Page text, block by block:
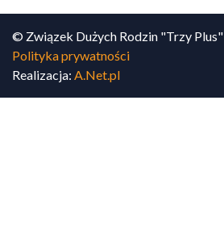
© Związek Dużych Rodzin "Trzy Plus"
Polityka prywatności
Realizacja: A.Net.pl